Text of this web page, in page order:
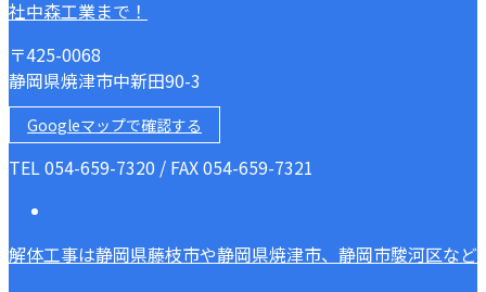
〒425-0068
静岡県焼津市中新田90-3
Googleマップで確認する
TEL 054-659-7320 / FAX 054-659-7321
解体工事は静岡県藤枝市や静岡県焼津市、静岡市駿河区な